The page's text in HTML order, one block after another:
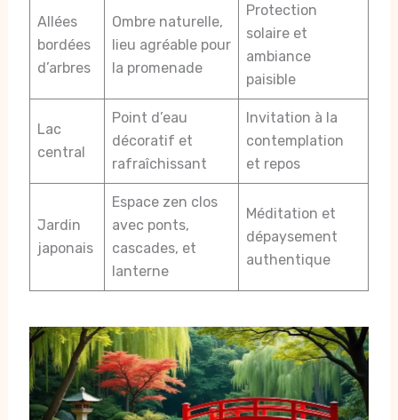
Allées
bordées
d’arbres
Ombre naturelle,
lieu agréable pour
la promenade
Protection
solaire et
ambiance
paisible
Lac
central
Point d’eau
décoratif et
rafraîchissant
Invitation à la
contemplation
et repos
Jardin
japonais
Espace zen clos
avec ponts,
cascades, et
lanterne
Méditation et
dépaysement
authentique